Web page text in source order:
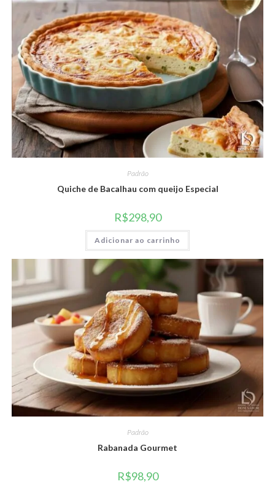
Padrão
Quiche de Bacalhau com queijo Especial
R$298,90
Adicionar ao carrinho
Padrão
Rabanada Gourmet
R$98,90